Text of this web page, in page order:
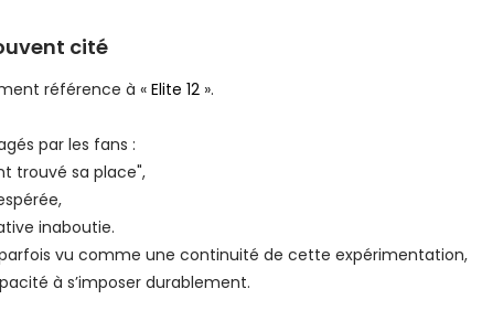
cité
référence à «Elite 12».
par les fans :
trouvé sa place",
inaboutie.
vu comme une continuité de cette expérimentation,
à s’imposer durablement.